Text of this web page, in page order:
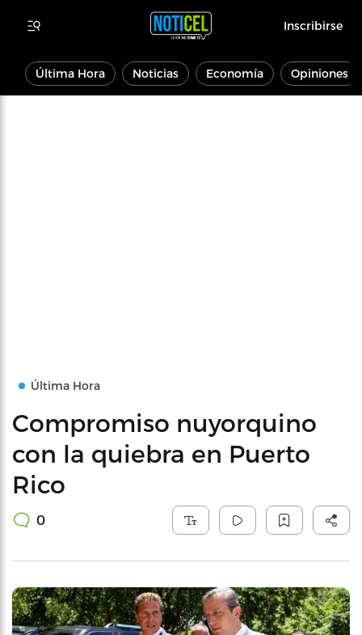
Inscribirse
Última Hora Noticias Economía Opiniones
Última Hora
Compromiso nuyorquino
con la quiebra en Puerto
Rico
0